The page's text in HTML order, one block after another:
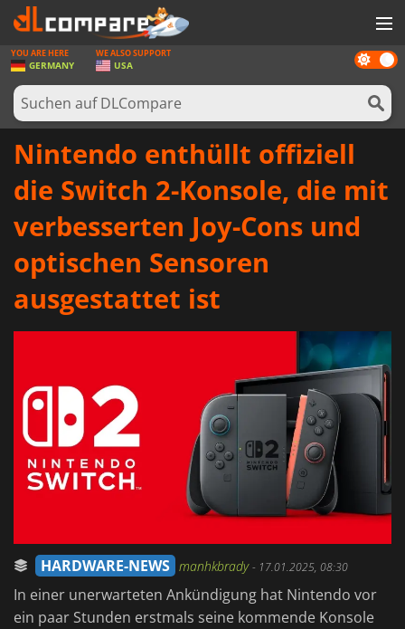
SPIELE
SPIEL KARTEN
SOFTWARE
ANMELDEN ODER REGISTRIEREN
Dark
mode
YOU ARE HERE
GERMANY
WE ALSO SUPPORT
USA
Nintendo enthüllt offiziell
die Switch 2-Konsole, die mit
verbesserten Joy-Cons und
optischen Sensoren
ausgestattet ist
HARDWARE-NEWS manhkbrady- 17.01.2025, 08:30
In einer unerwarteten Ankündigung hat Nintendo vor
ein paar Stunden erstmals seine kommende Konsole